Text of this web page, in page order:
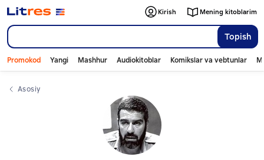
Topish
Kirish Mening kitoblarim
Promokod Yangi Mashhur Audiokitoblar Komikslar va vebtunlar
Asosiy
Слайдер с книгами
Слайдер с книгами